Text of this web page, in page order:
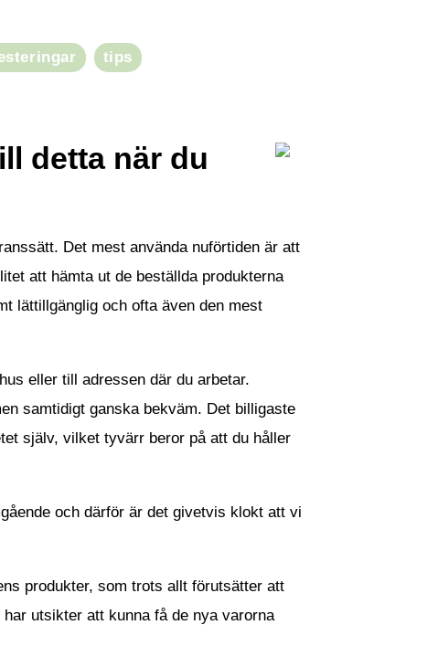
tips
detta när du
Det mest använda nuförtiden är att
att hämta ut de beställda produkterna
lättillgänglig och ofta även den mest
eller till adressen där du arbetar.
samtidigt ganska bekväm. Det billigaste
själv, vilket tyvärr beror på att du håller
och därför är det givetvis klokt att vi
produkter, som trots allt förutsätter att
utsikter att kunna få de nya varorna